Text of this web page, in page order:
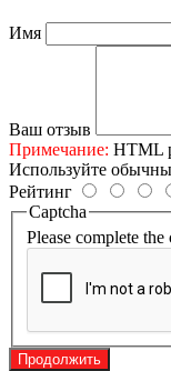
Имя
Ваш отзыв
Примечание: HTML
Используйте
Рейтинг
Captcha
Please complete
Продолжить